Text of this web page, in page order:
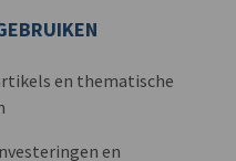
en thematische
en